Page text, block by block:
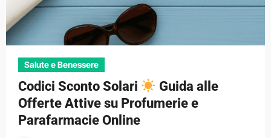
Salute e Benessere
Codici Sconto Solari
Guida alle
Offerte Attive su Profumerie e
Parafarmacie Online